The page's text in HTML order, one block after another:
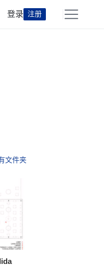
登录 注册
文件夹